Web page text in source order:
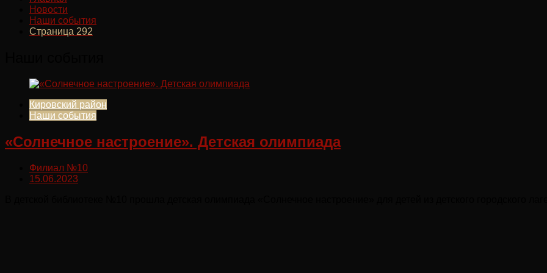
Новости
Наши события
Страница 292
Кировский район
Наши события
«Солнечное настроение». Детская олимпиада
Филиал №10
15.06.2023